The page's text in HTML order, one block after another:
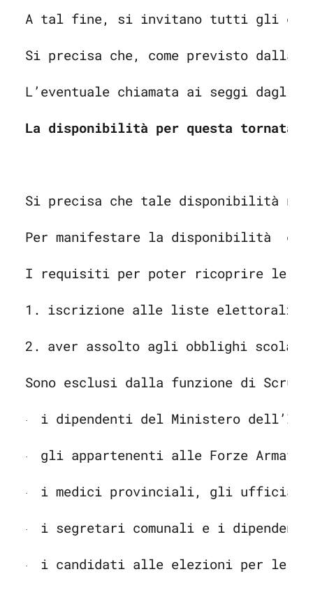
A tal fine, si invitano tutti gli
Si precisa che, come previsto dalla
L’eventuale chiamata ai seggi dagli
La disponibilità per questa tornata
Si precisa che tale disponibilità non
Per manifestare la disponibilità  è
I requisiti per poter ricoprire le
1. iscrizione alle liste elettorali del
2. aver assolto agli obblighi
Sono esclusi dalla funzione di
· i dipendenti del Ministero
· gli appartenenti alle Forze
· i medici provinciali, gli ufficiali
· i segretari comunali e i
· i candidati alle elezioni per le